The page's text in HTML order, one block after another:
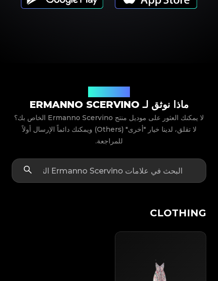
ماذا نوثق لـ ERMANNO SCERVINO
لا يمكنك العثور على موديل منتج Ermanno Scervino الخاص بك؟
لا تقلق، لدينا خيار "أخرى" (Others) ويمكنك دائماً الإرسال أولاً
للمراجعة.
CLOTHING